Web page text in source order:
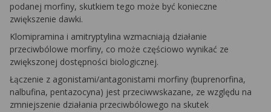
podanej morfiny, skutkiem tego może być konieczne
zwiększenie dawki.
Klomipramina i amitryptylina wzmacniają działanie
przeciwbólowe morfiny, co może częściowo wynikać ze
zwiększonej dostępności biologicznej.
Łączenie z agonistami/antagonistami morfiny (buprenorfina,
nalbufina, pentazocyna) jest przeciwwskazane, ze względu na
zmniejszenie działania przeciwbólowego na skutek